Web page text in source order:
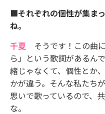
■それぞれの個性が集ま
ね。
千夏
そうです！この曲
ら」という歌詞があるん
緒じゃなくて、個性とか
かが違う。そんな私たち
思いで歌っているので、
な。